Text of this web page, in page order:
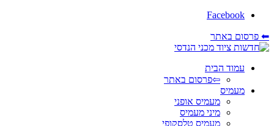
Facebook
⬅ פרסום באתר
עמוד הבית
⇦פרסום באתר
מעמיס
מעמיס אופני
מיני מעמיס
מעמיס טלסקופי